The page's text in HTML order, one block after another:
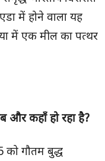
में होने वाला यह
में एक मील का पत्थर
और कहाँ हो रहा है?
को गौतम बुद्ध